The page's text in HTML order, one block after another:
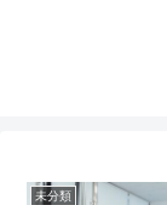
未分類